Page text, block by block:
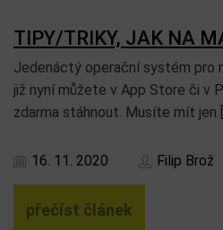
TIPY/TRIKY, JAK NA
Jedenáctý operační systém pro
již nyní můžete v App Store či v
zdarma stáhnout. Musíte mít jen
16. 11. 2020 Filip Brož
přečíst článek